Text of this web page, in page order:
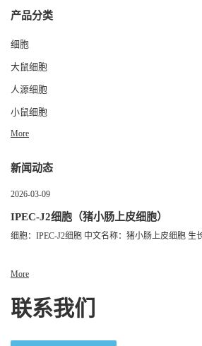
产品分类
细胞
大鼠细胞
人源细胞
小鼠细胞
More
新闻动态
2026-03-09
IPEC-J2细胞（猪小肠上皮细胞）
细胞：IPEC-J2细胞 中文名称：猪小肠上皮细胞 生
More
联系我们